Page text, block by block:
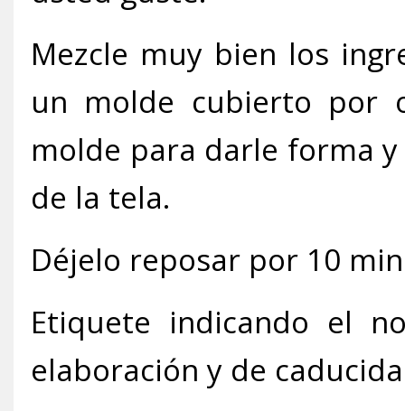
Mezcle muy bien los
un molde cubierto por
molde para darle forma
de la tela.
Déjelo reposar por 10
Etiquete indicando el
elaboración y de